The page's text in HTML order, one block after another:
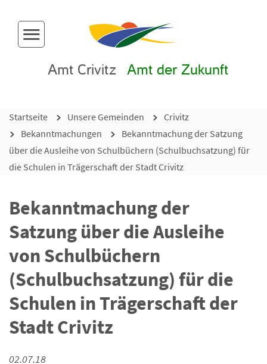
Menü-Button
Amt Crivitz Amt der Zukunft
Startseite Unsere Gemeinden
Crivitz
Bekanntmachungen
Bekanntmachung der Satzung
über die Ausleihe von Schulbüchern (Schulbuchsatzung) für
die Schulen in Trägerschaft der Stadt Crivitz
Bekanntmachung der
Satzung über die Ausleihe
von Schulbüchern
(Schulbuchsatzung) für die
Schulen in Trägerschaft der
Stadt Crivitz
02.07.18